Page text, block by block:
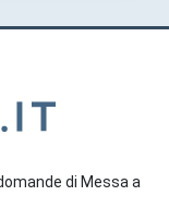
di Messa a